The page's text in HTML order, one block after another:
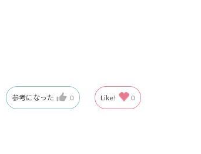
参考になった 0 Like! 0